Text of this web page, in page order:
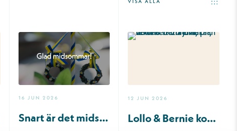
VISA ALLA
16 JUN 2026
Snart är det midsommar
12 JUN 2026
Lollo & Bernie kommer till centret!